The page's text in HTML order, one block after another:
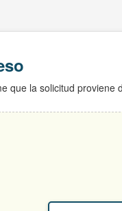
que la solicitud proviene